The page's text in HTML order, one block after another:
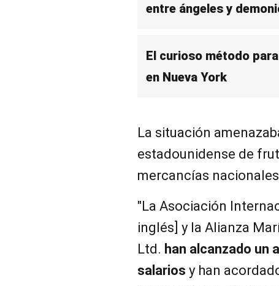
entre ángeles y
El curioso método
en Nueva York
La situación
estadounidense de
mercancías
"La Asociación
inglés] y la Alianza
Ltd. han alcanzado un
salarios y han